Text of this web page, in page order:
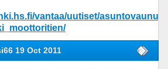
vantaa/uutiset/
19 Oct 2011